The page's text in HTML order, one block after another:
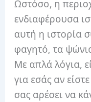
Ωστόσο, η
ενδιαφέρουσα
αυτή η ιστορία
φαγητό, τα
Με απλά λόγια,
για εσάς αν
σας αρέσει να